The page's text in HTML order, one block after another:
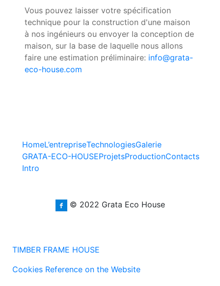
Vous pouvez laisser votre spécification
technique pour la construction d'une maison
à nos ingénieurs ou envoyer la conception de
maison, sur la base de laquelle nous allons
faire une estimation préliminaire: info@grata-
eco-house.com
HomeL’entrepriseTechnologiesGalerie
GRATA-ECO-HOUSEProjetsProductionContacts
Intro
© 2022 Grata Eco House
TIMBER FRAME HOUSE
Cookies Reference on the Website